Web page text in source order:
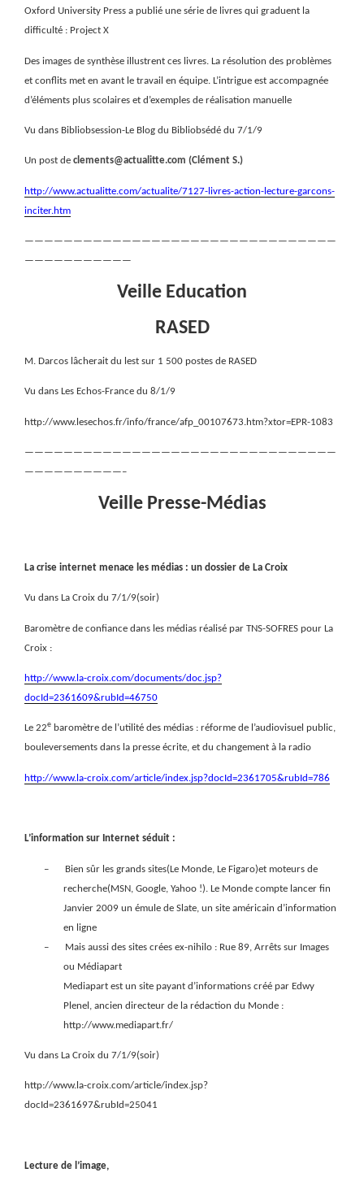
Oxford University Press a publié une série de livres qui graduent la
difficulté : Project X
Des images de synthèse illustrent ces livres. La résolution des problèmes
et conflits met en avant le travail en équipe. L’intrigue est accompagnée
d’éléments plus scolaires et d’exemples de réalisation manuelle
Vu dans Bibliobsession-Le Blog du Bibliobsédé du 7/1/9
Un post de clements@actualitte.com (Clément S.)
http://www.actualitte.com/actualite/7127-livres-action-lecture-garcons-
inciter.htm
————————————————————————————————
———————————
Veille Education
RASED
M. Darcos lâcherait du lest sur 1 500 postes de RASED
Vu dans Les Echos-France du 8/1/9
http://www.lesechos.fr/info/france/afp_00107673.htm?xtor=EPR-1083
————————————————————————————————
——————————–
Veille Presse-Médias
La crise internet menace les médias : un dossier de La Croix
Vu dans La Croix du 7/1/9(soir)
Baromètre de confiance dans les médias réalisé par TNS-SOFRES pour La
Croix :
http://www.la-croix.com/documents/doc.jsp?
docId=2361609&rubId=46750
Le 22e baromètre de l’utilité des médias : réforme de l’audiovisuel public,
bouleversements dans la presse écrite, et du changement à la radio
http://www.la-croix.com/article/index.jsp?docId=2361705&rubId=786
L’information sur Internet séduit :
–
Bien sûr les grands sites(Le Monde, Le Figaro)et moteurs de
recherche(MSN, Google, Yahoo !). Le Monde compte lancer fin
Janvier 2009 un émule de Slate, un site américain d’information
en ligne
–
Mais aussi des sites crées ex-nihilo : Rue 89, Arrêts sur Images
ou Médiapart
Mediapart est un site payant d’informations créé par Edwy
Plenel, ancien directeur de la rédaction du Monde :
http://www.mediapart.fr/
Vu dans La Croix du 7/1/9(soir)
http://www.la-croix.com/article/index.jsp?
docId=2361697&rubId=25041
Lecture de l’image,